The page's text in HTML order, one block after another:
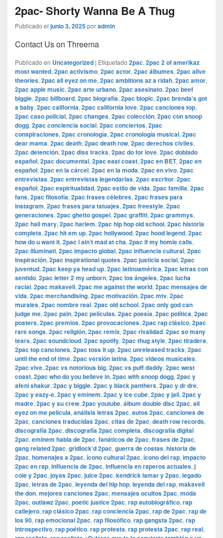
2pac- Shorty Wanna Be A Thug
Publicado el junio 3, 2025poradmin
Contact Us on Threema
Publicado en Uncategorized | Etiquetado 2pac, 2pac 2 of amerikaz
most wanted, 2pac activismo, 2pac actor, 2pac álbumes, 2pac alive
theories, 2pac all eyez on me, 2pac ambitions az a ridah, 2pac amor,
2pac apple music, 2pac arte urbano, 2pac asesinato, 2pac beef
biggie, 2pac billboard, 2pac biografía, 2pac biopic, 2pac brenda’s got
a baby, 2pac california, 2pac california love, 2pac canciones top,
2pac caso policial, 2pac changes, 2pac colección, 2pac con snoop
dogg, 2pac conciencia social, 2pac conciertos, 2pac
conspiraciones, 2pac cronología, 2pac cronología musical, 2pac
dear mama, 2pac death, 2pac death row, 2pac derechos civiles,
2pac detención, 2pac diss tracks, 2pac do for love, 2pac doblado
español, 2pac documental, 2pac east coast, 2pac en BET, 2pac en
español, 2pac en la cárcel, 2pac en la moda, 2pac en vivo, 2pac
entrevistas, 2pac entrevistas legendarias, 2pac escritor, 2pac
español, 2pac espiritualidad, 2pac estilo de vida, 2pac familia, 2pac
fans, 2pac filosofía, 2pac frases célebres, 2pac frases para
instagram, 2pac frases para tatuajes, 2pac freestyle, 2pac
generaciones, 2pac ghetto gospel, 2pac graffiti, 2pac grammys,
2pac hail mary, 2pac harlem, 2pac hip hop old school, 2pac historia
completa, 2pac hit em up, 2pac hollywood, 2pac hood legend, 2pac
how do u want it, 2pac i ain’t mad at cha, 2pac if my homie calls,
2pac illuminati, 2pac impacto global, 2pac influencia cultural, 2pac
inspiración, 2pac inspirational quotes, 2pac justicia social, 2pac
juventud, 2pac keep ya head up, 2pac latinoamérica, 2pac letras con
sentido, 2pac letter 2 my unborn, 2pac los ángeles, 2pac lucha
racial, 2pac makaveli, 2pac me against the world, 2pac mensajes de
vida, 2pac merchandising, 2pac motivación, 2pac mtv, 2pac
murales, 2pac nombre real, 2pac old school, 2pac only god can
judge me, 2pac pain, 2pac películas, 2pac poesía, 2pac política, 2pac
posters, 2pac premios, 2pac provocaciones, 2pac rap clásico, 2pac
rare songs, 2pac religión, 2pac remix, 2pac rivalidad, 2pac so many
tears, 2pac soundcloud, 2pac spotify, 2pac thug style, 2pac tiradera,
2pac top canciones, 2pac toss it up, 2pac unreleased tracks, 2pac
until the end of time, 2pac versión latina, 2pac videos musicales,
2pac vive, 2pac vs notorious big, 2pac vs puff daddy, 2pac west
coast, 2pac who do you believe in, 2pac with snoop dogg, 2pac y
afeni shakur, 2pac y biggie, 2pac y black panthers, 2pac y dr dre,
2pac y eazy-e, 2pac y eminem, 2pac y ice cube, 2pac y jail, 2pac y
madre, 2pac y su crew, 2pac youtube, álbum double disc 2pac, all
eyez on me película, análisis letras 2pac, autos 2pac, canciones de
2pac, canciones traducidas 2pac, citas de 2pac, death row records,
discografía 2pac, discografía 2pac completa, discografía digital
2pac, eminem habla de 2pac, fanáticos de 2pac, frases de 2pac,
gang related 2pac, gridlock’d 2pac, guerra de costas, historia de
2pac, homenajes a 2pac, ícono cultural 2pac, ícono del rap, impacto
2pac en rap, influencia de 2pac, influencia en raperos actuales, j
cole y 2pac, joyas 2pac, juice 2pac, kendrick lamar y 2pac, legado
2pac, letras de 2pac, leyenda del hip hop, leyenda del rap, makaveli
the don, mejores canciones 2pac, mensajes ocultos 2pac, moda
2pac, outlawz 2pac, poetic justice 2pac, rap autobiográfico, rap
callejero, rap clásico 2pac, rap conciencia 2pac, rap de 2pac, rap de
los 90, rap emocional 2pac, rap filosófico, rap gangsta 2pac, rap
introspectivo, rap poético, rap protesta, rap protesta 2pac, rap real,